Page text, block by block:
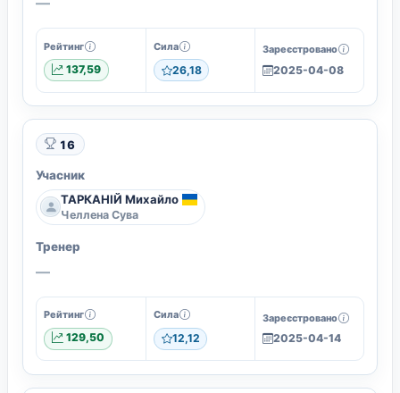
Рейтинг
137,59
Сила
26,18
Зареєстровано
2025-04-08
16
Учасник
ТАРКАНІЙ Михайло
Челлена Сува
Тренер
—
Рейтинг
129,50
Сила
12,12
Зареєстровано
2025-04-14